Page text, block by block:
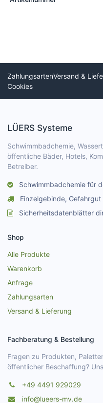
ZahlungsartenVersand &
Cookies
LÜERS Systeme
Schwimmbadchemie,
öffentliche Bäder, Hotels,
Betreiber.
Schwimmbadchemie für
Einzelgebinde,
Sicherheitsdatenblätter
Shop
Alle Produkte
Warenkorb
Anfrage
Zahlungsarten
Versand & Lieferung
Fachberatung & Bestellung
Fragen zu Produkten,
öffentlicher Beschaffung?
+49 4491 929029
info@lueers-mv.de